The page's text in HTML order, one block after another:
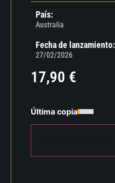
País:
Australia
Fecha de lanzamiento:
27/02/2026
17,90 €
Última copia